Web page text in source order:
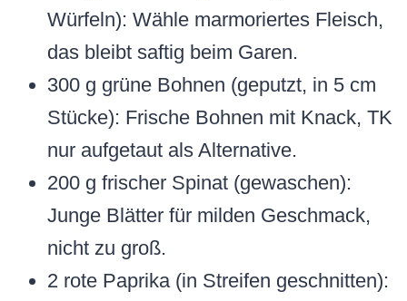
Würfeln): Wähle marmoriertes Fleisch,
das bleibt saftig beim Garen.
300 g grüne Bohnen (geputzt, in 5 cm
Stücke): Frische Bohnen mit Knack, TK
nur aufgetaut als Alternative.
200 g frischer Spinat (gewaschen):
Junge Blätter für milden Geschmack,
nicht zu groß.
2 rote Paprika (in Streifen geschnitten):